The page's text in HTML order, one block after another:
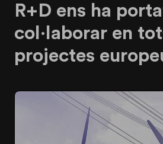
R+D ens ha
col·laborar en
projectes